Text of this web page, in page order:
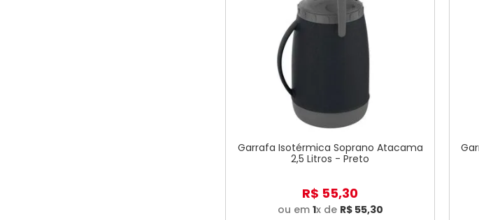
Garrafa Isotérmica Soprano Atacama
2,5 Litros - Preto
R$ 55,30
ou em 1x de R$ 55,30